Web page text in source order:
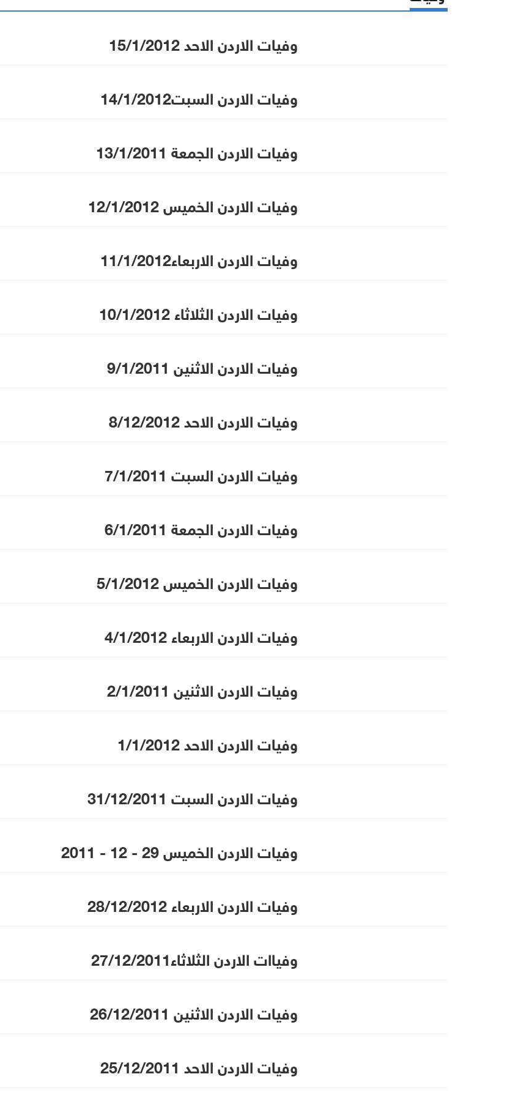
وفيات الاردن الاحد 15/1/2012
وفيات الاردن السبت14/1/2012
وفيات الاردن الجمعة 13/1/2011
وفيات الاردن الخميس 12/1/2012
وفيات الاردن الاربعاء11/1/2012
وفيات الاردن الثلاثاء 10/1/2012
وفيات الاردن الاثنين 9/1/2011
وفيات الاردن الاحد 8/12/2012
وفيات الاردن السبت 7/1/2011
وفيات الاردن الجمعة 6/1/2011
وفيات الاردن الخميس 5/1/2012
وفيات الاردن الاربعاء 4/1/2012
وفيات الاردن الاثنين 2/1/2011
وفيات الاردن الاحد 1/1/2012
وفيات الاردن السبت 31/12/2011
وفيات الاردن الخميس 29 - 12 - 2011
وفيات الاردن الاربعاء 28/12/2012
وفياات الاردن الثلاثاء27/12/2011
وفيات الاردن الاثنين 26/12/2011
وفيات الاردن الاحد 25/12/2011